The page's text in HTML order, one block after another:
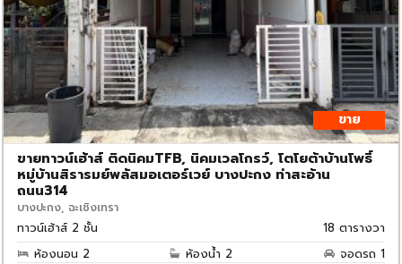
ขาย
ขายทาวน์เฮ้าส์ ติดนิคมTFB, นิคมเวลโกรว์, โตโยต้าบ้านโพธิ์
หมู่บ้านสิรารมย์พลัสมอเตอร์เวย์ บางปะกง ท่าสะอ้าน
ถนน314
บางปะกง, ฉะเชิงเทรา
ทาวน์เฮ้าส์ 2 ชั้น
18 ตารางวา
ห้องนอน 2 ห้องน้ำ 2 จอดรถ 1